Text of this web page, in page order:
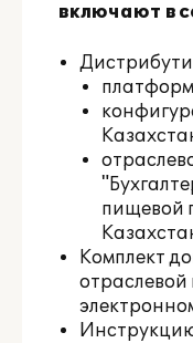
включают в
пищевой
Комплект